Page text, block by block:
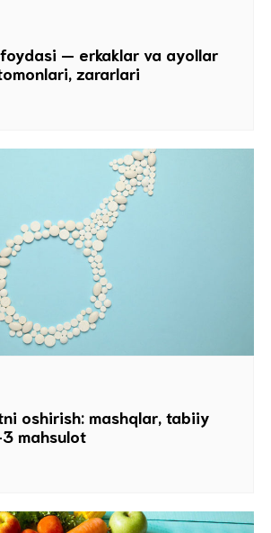
— erkaklar va ayollar
zararlari
oshirish: mashqlar, tabiiy
mahsulot